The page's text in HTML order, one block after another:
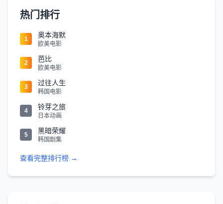
热门排行
1 奥本海默
欧美电影
2 芭比
欧美电影
3 过往人生
韩国电影
4 铃芽之旅
日本动画
5 黑暗荣耀
韩国剧集
查看完整排行榜 →